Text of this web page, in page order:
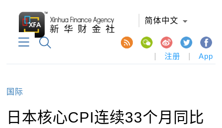
简体中文
注册 App
国际
日本核心CPI连续33个月同比